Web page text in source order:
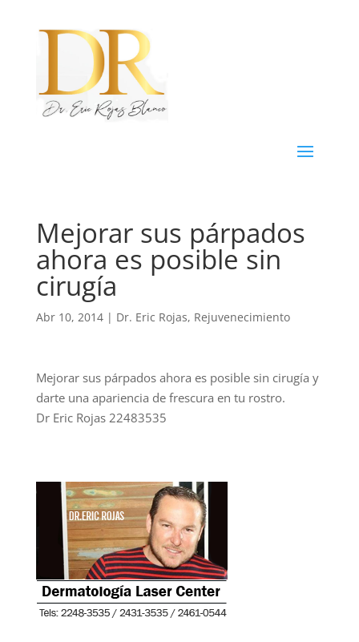
Mejorar sus párpados
ahora es posible sin
cirugía
Abr 10, 2014| Dr. Eric Rojas, Rejuvenecimiento
Mejorar sus párpados ahora es posible sin cirugía y
darte una apariencia de frescura en tu rostro.
Dr Eric Rojas 22483535